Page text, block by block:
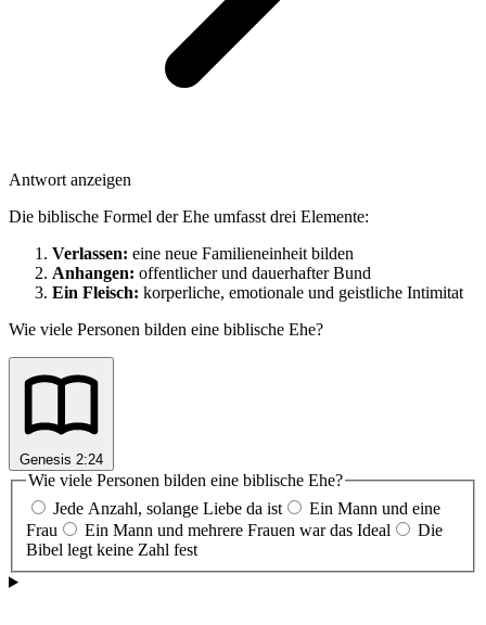
Antwort anzeigen
Die biblische Formel der Ehe umfasst drei Elemente:
Verlassen: eine neue Familieneinheit bilden
Anhangen: offentlicher und dauerhafter Bund
Ein Fleisch: korperliche, emotionale und geistliche Intimitat
Wie viele Personen bilden eine biblische Ehe?
Genesis 2:24
Wie viele Personen bilden eine biblische Ehe?
Jede Anzahl, solange Liebe da ist
Ein Mann und eine
Frau
Ein Mann und mehrere Frauen war das Ideal
Die
Bibel legt keine Zahl fest